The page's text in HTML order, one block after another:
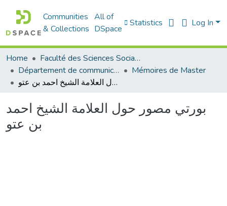
Communities
& Collections
All of
DSpace
Statistics Log In
Home
Faculté des Sciences Sociales
Département de communication
Mémoires de Master
بورتي مصور حول العلامة الشيخ احمد بن عتو
بورتي مصور حول العلامة الشيخ احمد
بن عتو